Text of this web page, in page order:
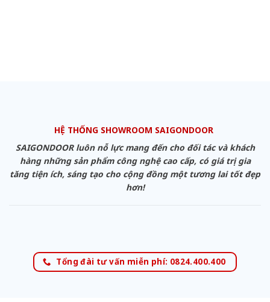
HỆ THỐNG SHOWROOM SAIGONDOOR
SAIGONDOOR luôn nỗ lực mang đến cho đối tác và khách
hàng những sản phẩm công nghệ cao cấp, có giá trị gia
tăng tiện ích, sáng tạo cho cộng đồng một tương lai tốt đẹp
hơn!
Tổng đài tư vấn miễn phí: 0824.400.400